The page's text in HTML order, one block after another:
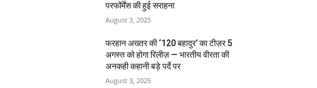
परफॉर्मेंस की हुई सराहना
August 3, 2025
फरहान अख्तर की ‘120 बहादुर’ का टीज़र 5
अगस्त को होगा रिलीज़ — भारतीय वीरता की
अनकही कहानी बड़े पर्दे पर
August 3, 2025